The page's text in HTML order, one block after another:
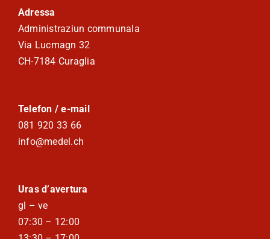
Turissem
Adressa
Administraziun communala
Via Lucmagn 32
CH-7184 Curaglia
Telefon / e-mail
081 920 33 66
info@medel.ch
Uras d’avertura
gl – ve
07:30 – 12:00